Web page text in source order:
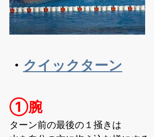
・ クイックターン
①腕
ターン前の最後の１掻きは